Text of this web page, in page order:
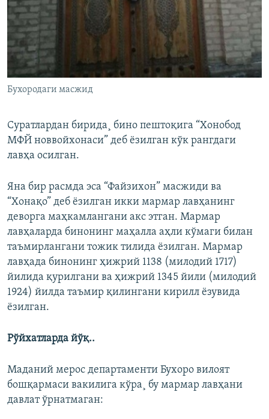
Бухородаги масжид
Суратлардан бирида¸ бино пештоқига “Хонобод
МФЙ новвойхонаси” деб ëзилган кўк рангдаги
лавҳа осилган.
Яна бир расмда эса “Файзихон” масжиди ва
“Хонақо” деб ëзилган икки мармар лавҳанинг
деворга маҳкамлангани акс этган. Мармар
лавҳаларда бинонинг маҳалла аҳли кўмаги билан
таъмирлангани тожик тилида ëзилган. Мармар
лавҳада бинонинг ҳижрий 1138 (милодий 1717)
йилида қурилгани ва ҳижрий 1345 йили (милодий
1924) йилда таъмир қилингани кирилл ëзувида
ëзилган.
Рўйхатларда йўқ..
Маданий мерос департаменти Бухоро вилоят
бошқармаси вакилига кўра¸ бу мармар лавҳани
давлат ўрнатмаган: